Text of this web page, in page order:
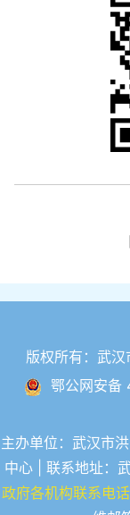
版权所有：武汉
鄂公网安备
主办单位：武汉市
中心 | 联系地址：
政府各机构联系电话